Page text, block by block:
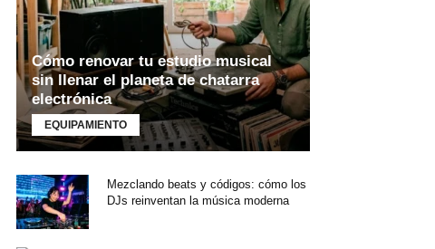
Cómo renovar tu estudio musical
sin llenar el planeta de chatarra
electrónica
EQUIPAMIENTO
Mezclando beats y códigos: cómo los
DJs reinventan la música moderna